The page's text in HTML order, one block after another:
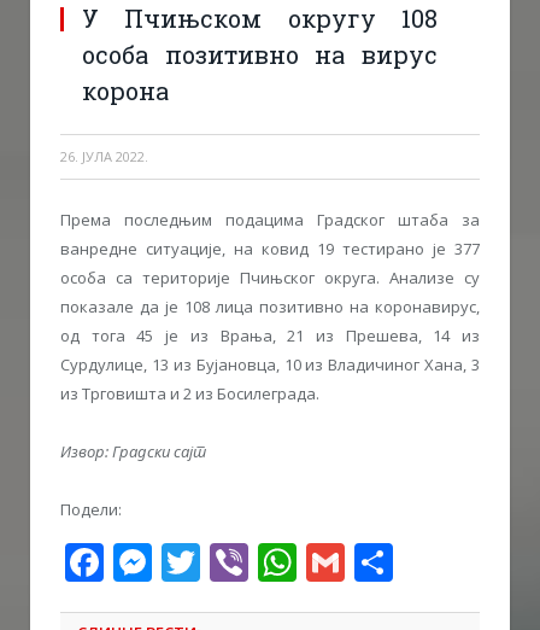
У Пчињском округу 108
особа позитивно на вирус
корона
26. ЈУЛА 2022.
Према последњим подацима Градског штаба за
ванредне ситуације, на ковид 19 тестирано је 377
особа са територије Пчињског округа. Анализе су
показале да је 108 лица позитивно на коронавирус,
од тога 45 је из Врања, 21 из Прешева, 14 из
Сурдулице, 13 из Бујановца, 10 из Владичиног Хана, 3
из Трговишта и 2 из Босилеграда.
Извор: Градски сајт
Подели:
Facebook
Messenger
Twitter
ViberWhatsApp
Gmail